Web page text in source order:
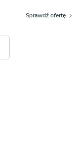
Sprawdź ofertę